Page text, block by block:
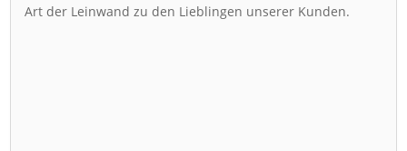
Art der Leinwand zu den Lieblingen unserer Kunden.